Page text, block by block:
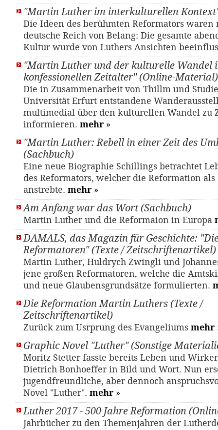
"Martin Luther im interkulturellen
Die Ideen des berühmten Reformators
deutsche Reich von Belang: Die gesamte
Kultur wurde von Luthers Ansichten
"Martin Luther und der kulturelle Wandel
konfessionellen Zeitalter" (Online-Material)
Die in Zusammenarbeit von Thillm und
Universität Erfurt entstandene
multimedial über den kulturellen Wandel zu
informieren. mehr »
"Martin Luther: Rebell in einer Zeit des
(Sachbuch)
Eine neue Biographie Schillings betrachtet
des Reformators, welcher die Reformation
anstrebte. mehr »
Am Anfang war das Wort (Sachbuch)
Martin Luther und die Reformaion in Europa
DAMALS, das Magazin für Geschichte:
Reformatoren" (Texte / Zeitschriftenartikel)
Mar­tin Lu­ther, Huld­rych Zwing­li und
jene großen Reformatoren, welche die
und neue Glaubensgrundsätze formulierten.
Die Reformation Martin Luthers (Texte /
Zeitschriftenartikel)
Zurück zum Usrprung des Evangeliums mehr
Graphic Novel "Luther" (Sonstige
Moritz Stetter fasste bereits Leben und
Dietrich Bonhoeffer in Bild und Wort. Nun
jugendfreundliche, aber dennoch
Novel "Luther". mehr »
Luther 2017 - 500 Jahre Reformation
Jahrbücher zu den Themenjahren der